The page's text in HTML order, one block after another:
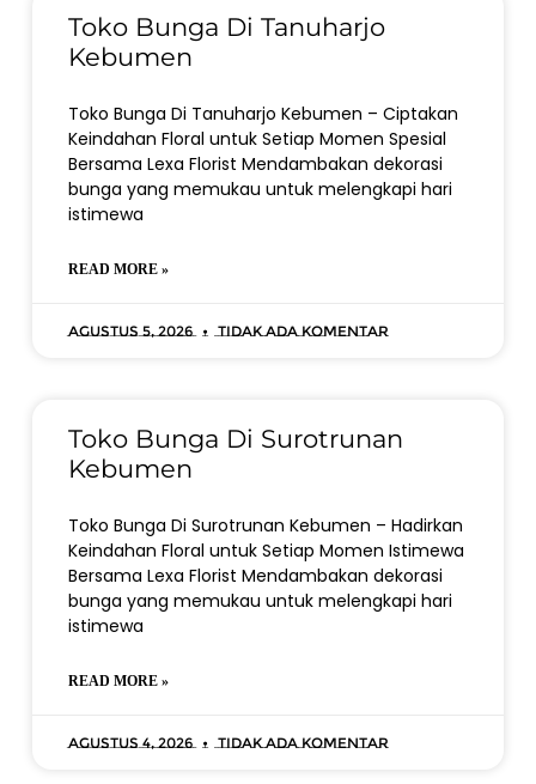
Toko Bunga Di Tanuharjo
Kebumen
Toko Bunga Di Tanuharjo Kebumen – Ciptakan
Keindahan Floral untuk Setiap Momen Spesial
Bersama Lexa Florist Mendambakan dekorasi
bunga yang memukau untuk melengkapi hari
istimewa
READ MORE »
Agustus 5, 2026 Tidak ada komentar
Toko Bunga Di Surotrunan
Kebumen
Toko Bunga Di Surotrunan Kebumen – Hadirkan
Keindahan Floral untuk Setiap Momen Istimewa
Bersama Lexa Florist Mendambakan dekorasi
bunga yang memukau untuk melengkapi hari
istimewa
READ MORE »
Agustus 4, 2026 Tidak ada komentar